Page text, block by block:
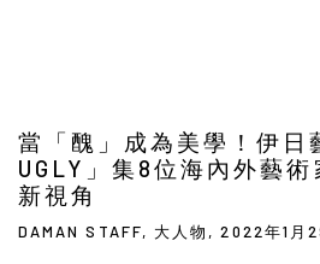
當「醜」成為美學！伊日
UGLY」集8位海內外藝
新視角
DAMAN STAFF, 大人物, 2022年1月